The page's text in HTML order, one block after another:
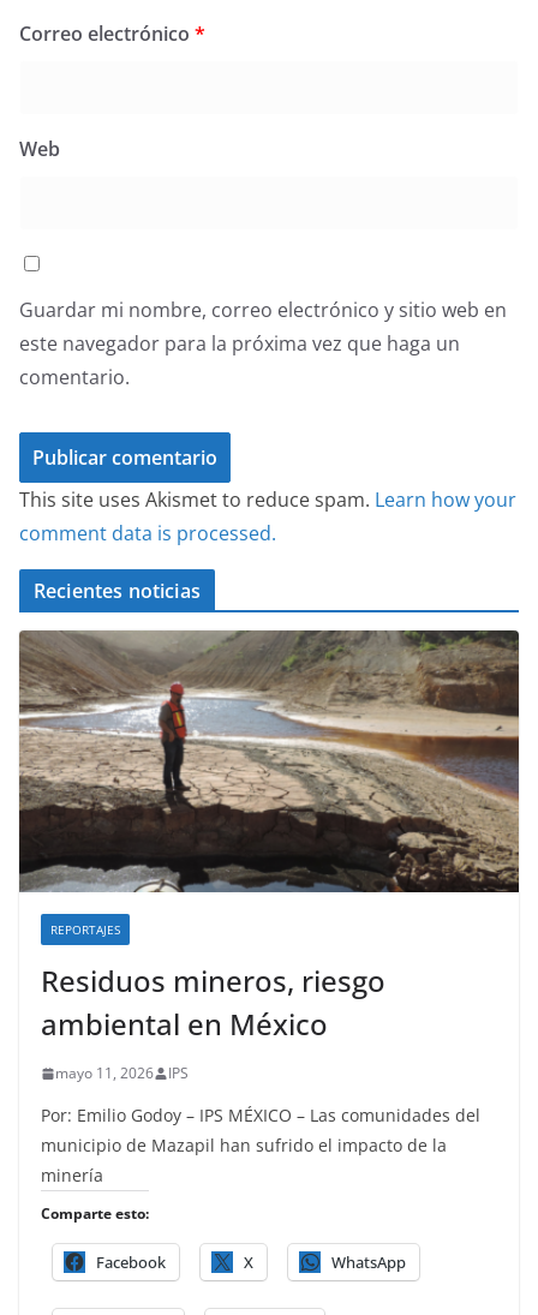
Correo electrónico *
Web
Guardar mi nombre, correo electrónico y sitio web en
este navegador para la próxima vez que haga un
comentario.
This site uses Akismet to reduce spam. Learn how your
comment data is processed.
Recientes noticias
REPORTAJES
Residuos mineros, riesgo
ambiental en México
mayo 11, 2026 IPS
Por: Emilio Godoy – IPS MÉXICO – Las comunidades del
municipio de Mazapil han sufrido el impacto de la
minería
Comparte esto:
Facebook X WhatsApp